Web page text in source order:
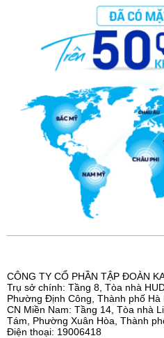
CÔNG TY CỔ PHẦN TẬP ĐOÀN
Trụ sở chính: Tầng 8, Tòa nhà
Phường Định Công, Thành phố Hà
CN Miền Nam: Tầng 14, Tòa nhà
Tám, Phường Xuân Hòa, Thành
Điện thoại: 19006418